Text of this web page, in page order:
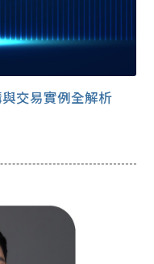
交易實例全解析